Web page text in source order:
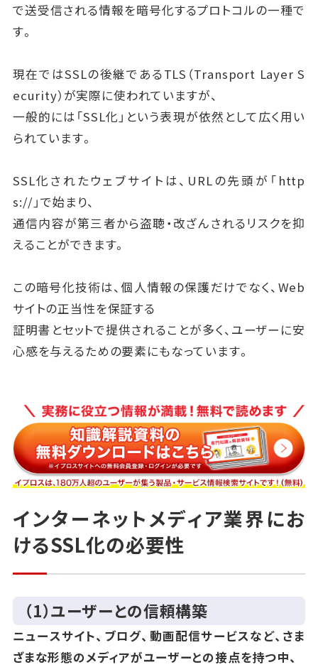
で送受信される情報を暗号化するプロトコルの一種で
す。
現在ではSSLの後継であるTLS（Transport Layer S
ecurity）が実際に使われていますが、
一般的には「SSL化」という表現が依然として広く用い
られています。
SSL化されたウェブサイトは、URLの先頭が「http
s://」で始まり、
通信内容が第三者から盗聴・改ざんされるリスクを抑
えることができます。
この暗号化技術は、個人情報の保護だけでなく、Web
サイトの正当性を保証する
証明書とセットで提供されることが多く、ユーザーに安
心感を与えるための要素にもなっています。
インターネットメディア業界にお
けるSSL化の必要性
（1）ユーザーとの信頼構築
ニュースサイト、ブログ、動画配信サービスなど、さま
ざまな形態のメディアがユーザーとの接点を持つ中、